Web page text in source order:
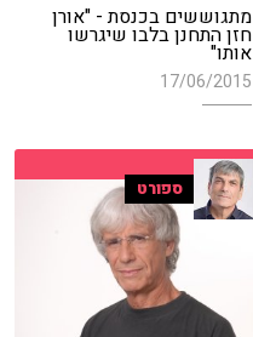
מתגוששים בכנסת - "אורן
חזן התחנן בלבו שיגרשו
אותו"
17/06/2015
ספורט